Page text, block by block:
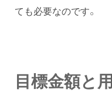
ても必要なのです。
目標金額と